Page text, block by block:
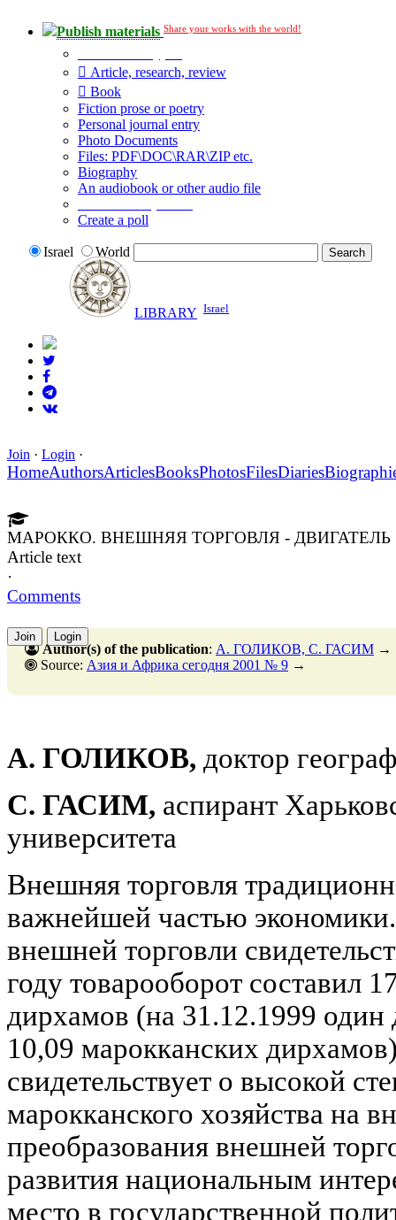
Publish materials Share your works with the world!
Article, research, review
Book
Fiction prose or poetry
Personal journal entry
Photo Documents
Files: PDF\DOC\RAR\ZIP etc.
Biography
An audiobook or other audio file
Create a poll
Israel World
LIBRARY Israel
Join · Login ·
HomeAuthorsArticlesBooksPhotosFilesDiaries
МАРОККО. ВНЕШНЯЯ ТОРГОВЛЯ -
Article text
·
Comments
Join Login
Author(s) of the publication: А. ГОЛИКОВ, С. ГАСИМ →
Source: Азия и Африка сегодня 2001 № 9 →
А. ГОЛИКОВ, доктор
С. ГАСИМ, аспирант
университета
Внешняя торговля
важнейшей частью
внешней торговли
году товарооборот составил
дирхамов (на 31.12.1999
10,09 марокканских
свидетельствует о высокой
марокканского хозяйства на
преобразования внешней
развития национальным
место в государственной